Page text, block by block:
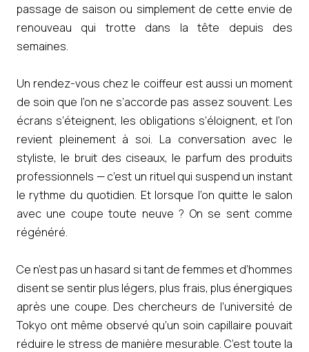
passage de saison ou simplement de cette envie de
renouveau qui trotte dans la tête depuis des
semaines.
Un rendez-vous chez le coiffeur est aussi un moment
de soin que l’on ne s’accorde pas assez souvent. Les
écrans s’éteignent, les obligations s’éloignent, et l’on
revient pleinement à soi. La conversation avec le
styliste, le bruit des ciseaux, le parfum des produits
professionnels — c’est un rituel qui suspend un instant
le rythme du quotidien. Et lorsque l’on quitte le salon
avec une coupe toute neuve ? On se sent comme
régénéré.
Ce n’est pas un hasard si tant de femmes et d’hommes
disent se sentir plus légers, plus frais, plus énergiques
après une coupe. Des chercheurs de l’université de
Tokyo ont même observé qu’un soin capillaire pouvait
réduire le stress de manière mesurable. C’est toute la